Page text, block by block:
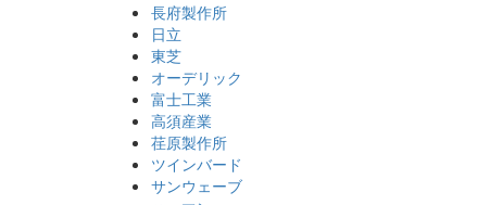
長府製作所
日立
東芝
オーデリック
富士工業
高須産業
荏原製作所
ツインバード
サンウェーブ